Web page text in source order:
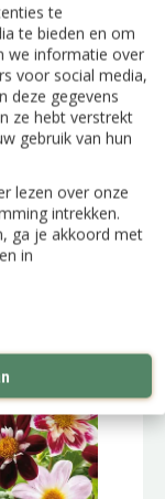
te
te bieden en om
we informatie over
voor social media,
deze gegevens
ze hebt verstrekt
gebruik van hun
lezen over onze
intrekken.
ga je akkoord met
in
- 5 Kleuren